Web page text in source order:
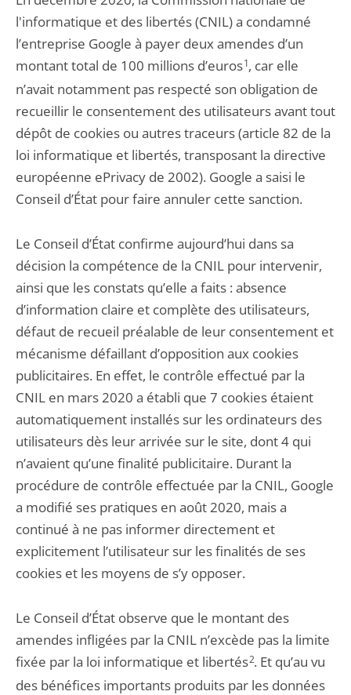
l'informatique et des libertés (CNIL) a condamné
l’entreprise Google à payer deux amendes d’un
montant total de 100 millions d’euros1, car elle
n’avait notamment pas respecté son obligation de
recueillir le consentement des utilisateurs avant tout
dépôt de cookies ou autres traceurs (article 82 de la
loi informatique et libertés, transposant la directive
européenne ePrivacy de 2002). Google a saisi le
Conseil d’État pour faire annuler cette sanction.
Le Conseil d’État confirme aujourd’hui dans sa
décision la compétence de la CNIL pour intervenir,
ainsi que les constats qu’elle a faits : absence
d’information claire et complète des utilisateurs,
défaut de recueil préalable de leur consentement et
mécanisme défaillant d’opposition aux cookies
publicitaires. En effet, le contrôle effectué par la
CNIL en mars 2020 a établi que 7 cookies étaient
automatiquement installés sur les ordinateurs des
utilisateurs dès leur arrivée sur le site, dont 4 qui
n’avaient qu’une finalité publicitaire. Durant la
procédure de contrôle effectuée par la CNIL, Google
a modifié ses pratiques en août 2020, mais a
continué à ne pas informer directement et
explicitement l’utilisateur sur les finalités de ses
cookies et les moyens de s’y opposer.
Le Conseil d’État observe que le montant des
amendes infligées par la CNIL n’excède pas la limite
fixée par la loi informatique et libertés2. Et qu’au vu
des bénéfices importants produits par les données